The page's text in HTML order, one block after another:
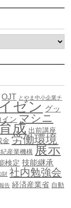
OJT とやま中小企業チ
ゼン グッ
イン マシニ
成 出前講座
金 労働環境
産業機構 展示
検定 技能継承
財 社内勉強会
告 経済産業省 自動